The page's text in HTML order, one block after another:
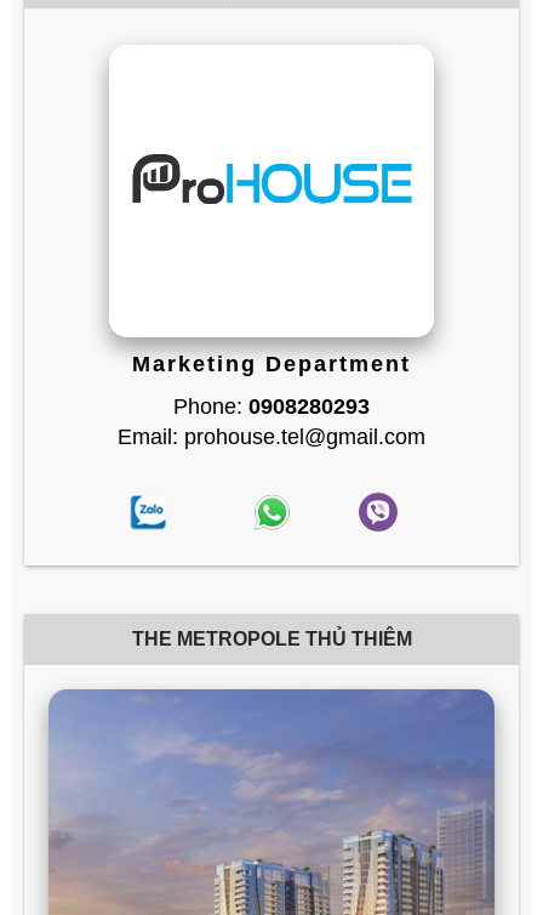
Marketing Department
Phone: 0908280293
Email: prohouse.tel@gmail.com
THE METROPOLE THỦ THIÊM